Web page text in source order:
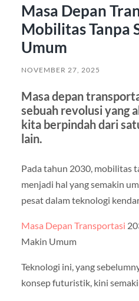
Masa Depan
Mobilitas Tanpa
Umum
NOVEMBER 27, 2025
Masa depan
sebuah revolusi yang
kita berpindah dari
lain.
Pada tahun 2030, mobilitas
menjadi hal yang semakin
pesat dalam teknologi
Masa Depan Transportasi
Makin Umum
Teknologi ini, yang
konsep futuristik, kini